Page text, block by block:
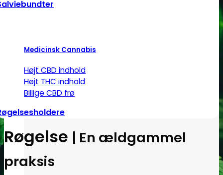
Medicinsk Cannabis
Højt CBD indhold
Højt THC indhold
Billige CBD frø
Røgelse | En ældgammel
praksis